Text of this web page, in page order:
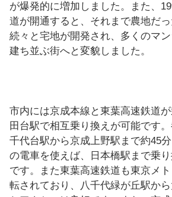
が爆発的に増加しました。また、
道が開通すると、それまで農地だ
続々と宅地が開発され、多くのマ
建ち並ぶ街へと変貌しました。
市内には京成本線と東葉高速鉄道
田台駅で相互乗り換えが可能です
千代台駅から京成上野駅まで約45
の電車を使えば、日本橋駅まで乗
です。また東葉高速鉄道も東京メ
転されており、八千代緑が丘駅か